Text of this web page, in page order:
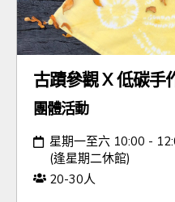
古蹟參觀 X 低碳手
團體活動
日期：
星期一至六 10:00 -
(逢星期二休館)
人數：
20-30人